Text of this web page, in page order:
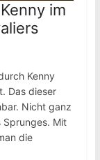
im
Kenny
Das dieser
Nicht ganz
Mit
die